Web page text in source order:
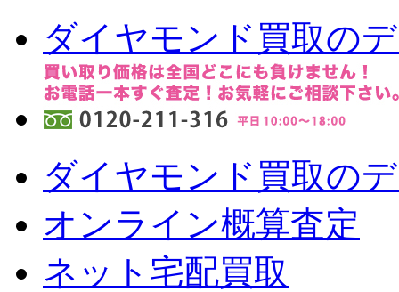
ダイヤモンド買取の
ダイヤモンド買取の
オンライン概算査定
ネット宅配買取